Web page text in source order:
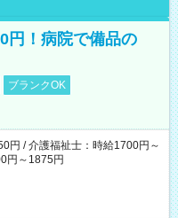
円！病院で備品の
ブランクOK
円 / 介護福祉士：時給1700円～
円～1875円